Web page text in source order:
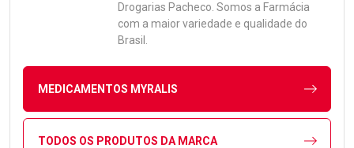
Drogarias Pacheco. Somos a Farmácia
com a maior variedade e qualidade do
Brasil.
MEDICAMENTOS MYRALIS
TODOS OS PRODUTOS DA MARCA